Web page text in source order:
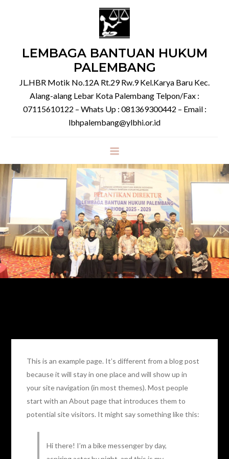
LEMBAGA BANTUAN HUKUM
PALEMBANG
JL.HBR Motik No.12A Rt.29 Rw.9 Kel.Karya Baru Kec.
Alang-alang Lebar Kota Palembang Telpon/Fax :
07115610122 – Whats Up : 081369300442 – Email :
lbhpalembang@ylbhi.or.id
This is an example page. It’s different from a blog post
because it will stay in one place and will show up in
your site navigation (in most themes). Most people
start with an About page that introduces them to
potential site visitors. It might say something like this:
Hi there! I’m a bike messenger by day,